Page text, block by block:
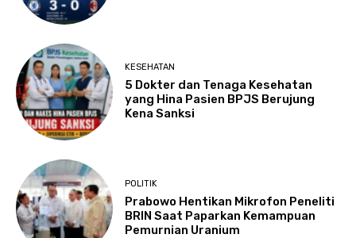
KESEHATAN
5 Dokter dan Tenaga Kesehatan
yang Hina Pasien BPJS Berujung
Kena Sanksi
POLITIK
Prabowo Hentikan Mikrofon Peneliti
BRIN Saat Paparkan Kemampuan
Pemurnian Uranium